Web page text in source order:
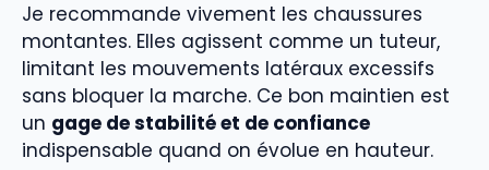
Je recommande vivement les chaussures
montantes. Elles agissent comme un tuteur,
limitant les mouvements latéraux excessifs
sans bloquer la marche. Ce bon maintien est
un gage de stabilité et de confiance
indispensable quand on évolue en hauteur.